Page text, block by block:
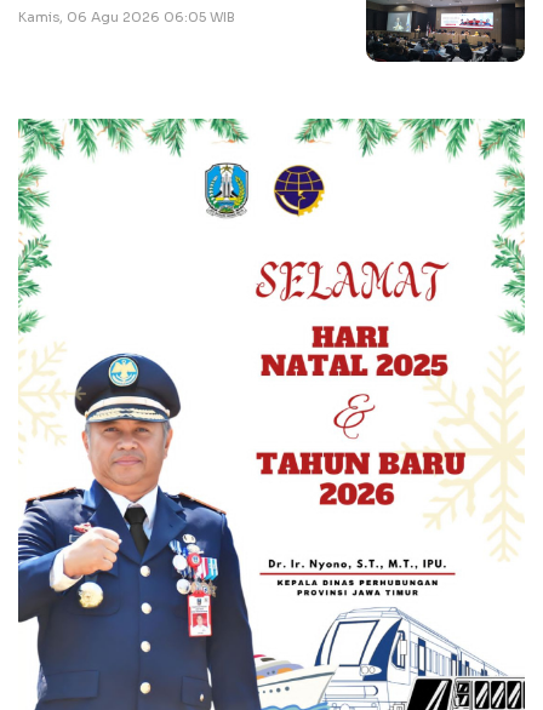
Kamis, 06 Agu 2026 06:05 WIB